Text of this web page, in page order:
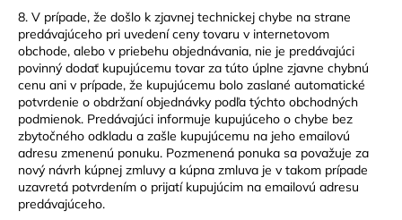
8. V prípade, že došlo k zjavnej technickej chybe na strane
predávajúceho pri uvedení ceny tovaru v internetovom
obchode, alebo v priebehu objednávania, nie je predávajúci
povinný dodať kupujúcemu tovar za túto úplne zjavne chybnú
cenu ani v prípade, že kupujúcemu bolo zaslané automatické
potvrdenie o obdržaní objednávky podľa týchto obchodných
podmienok. Predávajúci informuje kupujúceho o chybe bez
zbytočného odkladu a zašle kupujúcemu na jeho emailovú
adresu zmenenú ponuku. Pozmenená ponuka sa považuje za
nový návrh kúpnej zmluvy a kúpna zmluva je v takom prípade
uzavretá potvrdením o prijatí kupujúcim na emailovú adresu
predávajúceho.